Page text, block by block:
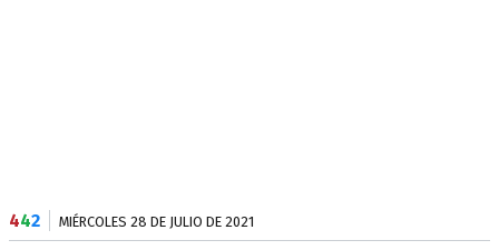
442 MIÉRCOLES 28 DE JULIO DE 2021